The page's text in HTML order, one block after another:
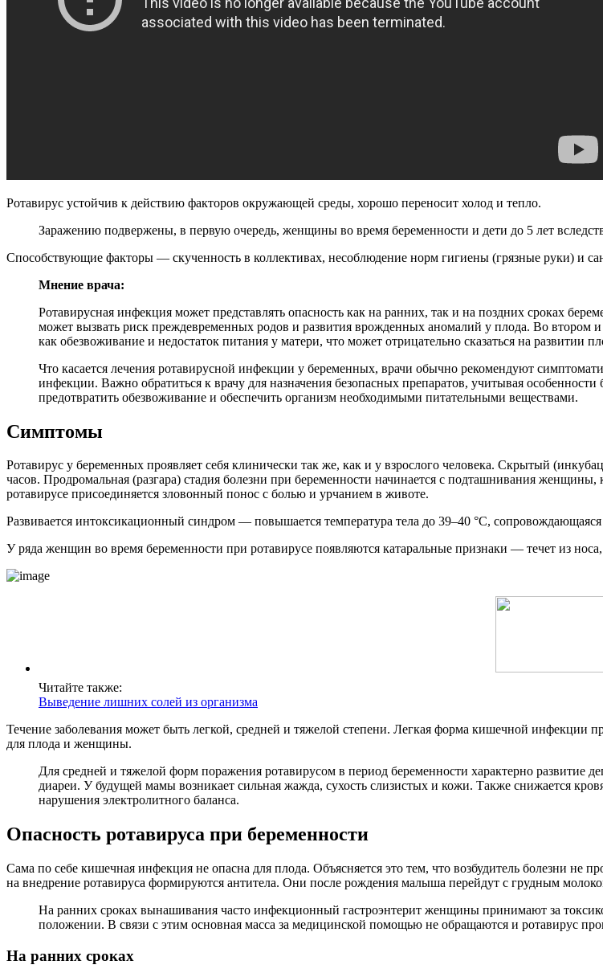
Ротавирус устойчив к действию факторов окружающей среды, хорошо переносит холод и тепло.
Заражению подвержены, в первую очередь, женщины во время беременности и дети до 5 лет
Способствующие факторы — скученность в коллективах, несоблюдение норм гигиены (грязные руки) и
Мнение врача:
Ротавирусная инфекция может представлять опасность как на ранних, так и на поздних сроках
может вызвать риск преждевременных родов и развития врожденных аномалий у плода. Во втором
как обезвоживание и недостаток питания у матери, что может отрицательно сказаться на развитии
Что касается лечения ротавирусной инфекции у беременных, врачи обычно рекомендуют
инфекции. Важно обратиться к врачу для назначения безопасных препаратов, учитывая
предотвратить обезвоживание и обеспечить организм необходимыми питательными веществами.
Симптомы
Ротавирус у беременных проявляет себя клинически так же, как и у взрослого человека. Скрытый
часов. Продромальная (разгара) стадия болезни при беременности начинается с подташнивания
ротавирусе присоединяется зловонный понос с болью и урчанием в животе.
Развивается интоксикационный синдром — повышается температура тела до 39–40 °C,
У ряда женщин во время беременности при ротавирусе появляются катаральные признаки — течет из
Читайте также:
Выведение лишних солей из организма
Течение заболевания может быть легкой, средней и тяжелой степени. Легкая форма кишечной инфекции
для плода и женщины.
Для средней и тяжелой форм поражения ротавирусом в период беременности характерно развитие
диареи. У будущей мамы возникает сильная жажда, сухость слизистых и кожи. Также снижается
нарушения электролитного баланса.
Опасность ротавируса при беременности
Сама по себе кишечная инфекция не опасна для плода. Объясняется это тем, что возбудитель болезни не
на внедрение ротавируса формируются антитела. Они после рождения малыша перейдут с грудным
На ранних сроках вынашивания часто инфекционный гастроэнтерит женщины принимают за
положении. В связи с этим основная масса за медицинской помощью не обращаются и ротавирус
На ранних сроках